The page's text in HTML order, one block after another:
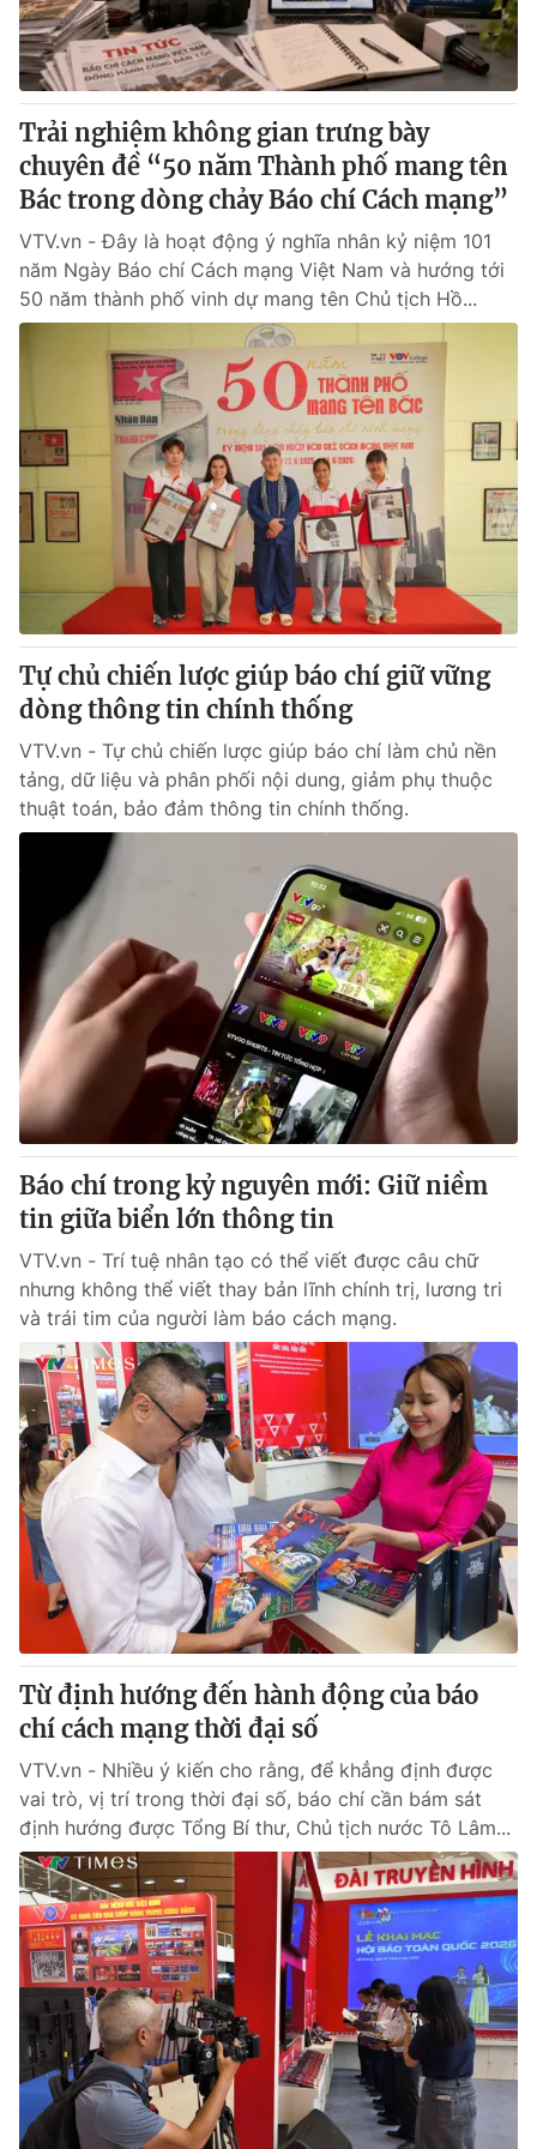
Thị trường 24h Tấm lòng Việt
VTV4 Vươn mình bằng AI
VTV9 VTV8
Liên hệ tòa soạn
THỜI BÁO VTV
Theo dõi báo trên
Cơ quan chủ quản:Đài Truyền hình Việt Nam
Cơ quan báo chí:Thời báo VTV
Giấy phép hoạt động báo in và báo điện tử số 483/GP-BTTTT
cấp ngày 29/12/2023
Tổng Biên tập:
Vũ Thanh Thủy
Phó Tổng Biên tập:Nguyễn Thị Mỹ Hạnh, Phạm Quốc Thắng,
Nguyễn Trọng Ninh
Tổng đài VTV:024.38 355 931 - 024.38 355 932
Ðiện thoại Thời báo VTV:
024.66 897 897
Email:
toasoan@vtv.vn
Liên hệ quảng cáo:024-7300.7108
® Cấm sao chép dưới mọi hình thức nếu không có sự chấp
thuận bằng văn bản. Ghi rõ nguồn VTV.vn khi phát hành lại
thông tin từ website này.
Trải nghiệm không gian trưng bày
chuyên đề “50 năm Thành phố mang tên
Bác trong dòng chảy Báo chí Cách mạng”
VTV.vn - Đây là hoạt động ý nghĩa nhân kỷ niệm 101
năm Ngày Báo chí Cách mạng Việt Nam và hướng tới
50 năm thành phố vinh dự mang tên Chủ tịch Hồ...
Tự chủ chiến lược giúp báo chí giữ vững
dòng thông tin chính thống
VTV.vn - Tự chủ chiến lược giúp báo chí làm chủ nền
tảng, dữ liệu và phân phối nội dung, giảm phụ thuộc
thuật toán, bảo đảm thông tin chính thống.
Báo chí trong kỷ nguyên mới: Giữ niềm
tin giữa biển lớn thông tin
VTV.vn - Trí tuệ nhân tạo có thể viết được câu chữ
nhưng không thể viết thay bản lĩnh chính trị, lương tri
và trái tim của người làm báo cách mạng.
Từ định hướng đến hành động của báo
chí cách mạng thời đại số
VTV.vn - Nhiều ý kiến cho rằng, để khẳng định được
vai trò, vị trí trong thời đại số, báo chí cần bám sát
định hướng được Tổng Bí thư, Chủ tịch nước Tô Lâm...